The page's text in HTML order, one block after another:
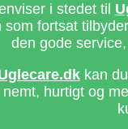
i stedet til
som fortsat
den gode
kan du
nemt, hurtigt og